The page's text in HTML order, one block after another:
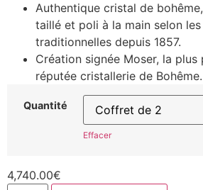
Authentique cristal de
taillé et poli à la main selon
traditionnelles depuis 1857.
Création signée Moser, la plus
réputée cristallerie de Bohême.
Quantité
Effacer
4,740.00€